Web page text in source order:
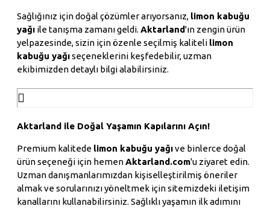
Sağlığınız için doğal çözümler arıyorsanız, limon kabuğu
yağı ile tanışma zamanı geldi. Aktarland'ın zengin ürün
yelpazesinde, sizin için özenle seçilmiş kaliteli limon
kabuğu yağıseçeneklerini keşfedebilir, uzman
ekibimizden detaylı bilgi alabilirsiniz.
Aktarland ile Doğal Yaşamın Kapılarını Açın!
Premium kalitede limon kabuğu yağıve binlerce doğal
ürün seçeneği için hemenAktarland.com'u ziyaret edin.
Uzman danışmanlarımızdan kişiselleştirilmiş öneriler
almak ve sorularınızı yöneltmek için sitemizdeki iletişim
kanallarını kullanabilirsiniz. Sağlıklı yaşamın ilk adımını